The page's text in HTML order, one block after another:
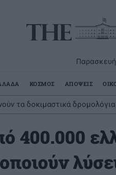
ΚΟΣΜΟΣ ΑΠΟΨΕΙΣ
τα δοκιμαστικά
400.000